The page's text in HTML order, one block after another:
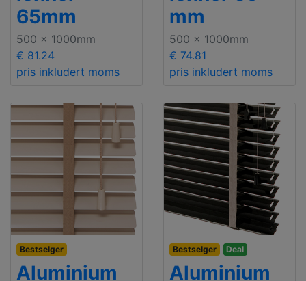
65mm
500 x 1000mm
€ 81.24
pris inkludert moms
mm
500 x 1000mm
€ 74.81
pris inkludert moms
Bestselger
Aluminium
Bestselger Deal
Aluminium